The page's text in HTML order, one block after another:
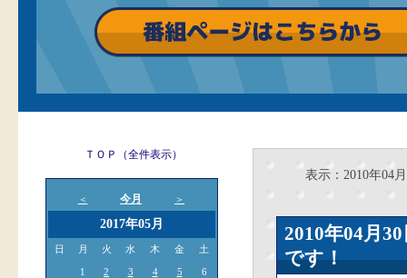
ＴＯＰ（全件表示）
＜ 今月 ＞
2017年05月
日 月 火 水 木 金 土
1 2 3 4 5
6
表示：2010年04月
2010年04
です！